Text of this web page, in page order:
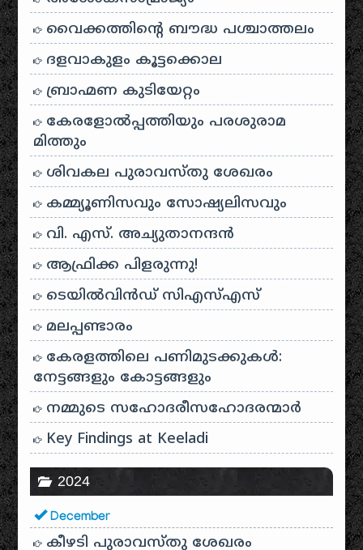
വൈക്കത്തിന്റെ ബൗദ്ധ പശ്ചാത്തലം
ദളവാകുളം കൂട്ടക്കൊല
ബ്രാഹ്മണ കുടിയേറ്റം
കേരളോൽപ്പത്തിയും പരശുരാമ
മിത്തും
ശിവകല പുരാവസ്തു ശേഖരം
കമ്മ്യൂണിസവും സോഷ്യലിസവും
വി. എസ്. അച്യുതാനന്ദൻ
ആഫ്രിക്ക പിളരുന്നു!
ടെയിൽ‌വിൻഡ് സി‌എസ്‌എസ്
മലപ്പണ്ടാരം
കേരളത്തിലെ പണിമുടക്കുകൾ:
നേട്ടങ്ങളും കോട്ടങ്ങളും
നമ്മുടെ സഹോദരീസഹോദരന്മാർ
Key Findings at Keeladi
2024
December
കീഴടി പുരാവസ്തു ശേഖരം